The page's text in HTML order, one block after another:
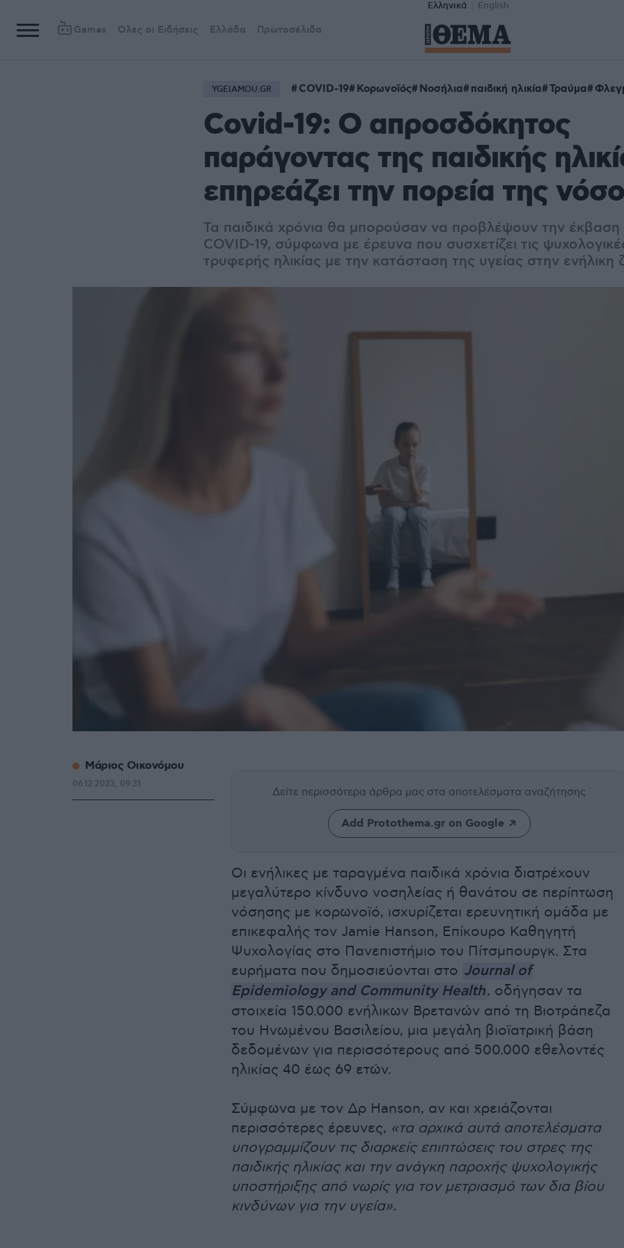
Ελληνικά English
Games Όλες οι Ειδήσεις Ελλάδα Πρωτοσέλιδα
YGEIAMOU.GR COVID-19 Κορωνοϊός Νοσήλια παιδική ηλικία Τραύμα
Covid-19: Ο απροσδόκητος
παράγοντας της παιδικής
επηρεάζει την πορεία της
Τα παιδικά χρόνια θα μπορούσαν να προβλέψουν την
COVID-19, σύμφωνα με έρευνα που συσχετίζει τις
τρυφερής ηλικίας με την κατάσταση της υγείας στην ενήλικη
Δείτε περισσότερα άρθρα μας στα αποτελέσματα αναζήτησης
Add Protothema.gr on Google
Οι ενήλικες με ταραγμένα παιδικά χρόνια διατρέχουν
μεγαλύτερο κίνδυνο νοσηλείας ή θανάτου σε περίπτωση
νόσησης με κορωνοϊό, ισχυρίζεται ερευνητική ομάδα με
επικεφαλής τον Jamie Hanson, Επίκουρο Καθηγητή
Ψυχολογίας στο Πανεπιστήμιο του Πίτσμπουργκ. Στα
ευρήματα που δημοσιεύονται στο Journal of
Epidemiology and Community Health, οδήγησαν τα
στοιχεία 150.000 ενήλικων Βρετανών από τη Βιοτράπεζα
του Ηνωμένου Βασιλείου, μια μεγάλη βιοϊατρική βάση
δεδομένων για περισσότερους από 500.000 εθελοντές
ηλικίας 40 έως 69 ετών.
Σύμφωνα με τον Δρ Hanson, αν και χρειάζονται
περισσότερες έρευνες, «τα αρχικά αυτά αποτελέσματα
υπογραμμίζουν τις διαρκείς επιπτώσεις του στρες της
παιδικής ηλικίας και την ανάγκη παροχής ψυχολογικής
υποστήριξης από νωρίς για τον μετριασμό των δια βίου
κινδύνων για την υγεία».
Μάριος Οικονόμου
06.12.2023, 09:31